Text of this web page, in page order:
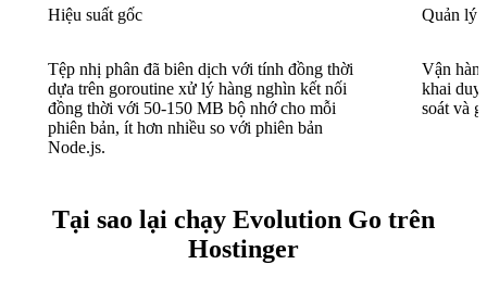
Hiệu suất gốc
Tệp nhị phân đã biên dịch với tính đồng thời
dựa trên goroutine xử lý hàng nghìn kết nối
đồng thời với 50-150 MB bộ nhớ cho mỗi
phiên bản, ít hơn nhiều so với phiên bản
Node.js.
Quản lý
Vận
khai duy
soát và
Tại sao lại chạy Evolution Go trên
Hostinger